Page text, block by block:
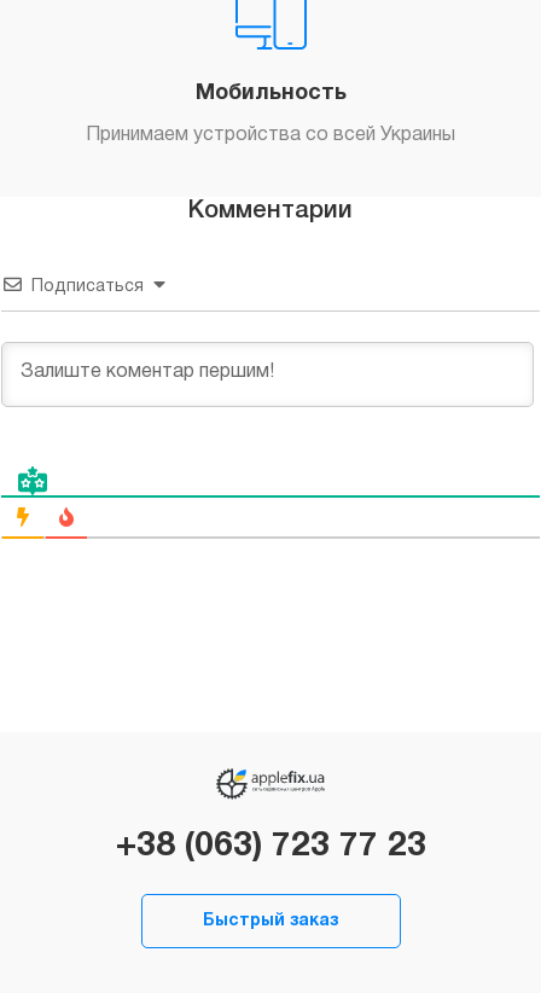
Мобильность
Принимаем устройства со всей Украины
Комментарии
Подписаться
+38 (063) 723 77 23
Быстрый заказ